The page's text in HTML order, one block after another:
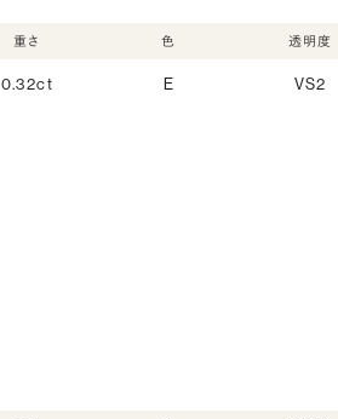
重さ
0.32ct
色
E
透明度
VS2